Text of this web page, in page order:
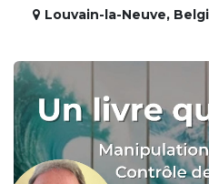
Louvain-la-Neuve,